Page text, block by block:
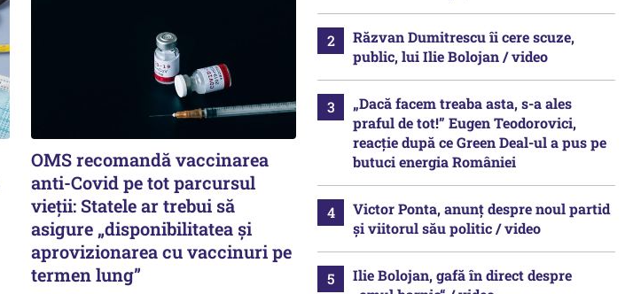
OMS recomandă vaccinarea
anti-Covid pe tot parcursul
vieții: Statele ar trebui să
asigure „disponibilitatea și
aprovizionarea cu vaccinuri pe
termen lung”
Răzvan Dumitrescu îi cere scuze,
public, lui Ilie Bolojan / video
„Dacă facem treaba asta, s-a ales
praful de tot!” Eugen Teodorovici,
reacție după ce Green Deal-ul a pus pe
butuci energia României
Victor Ponta, anunț despre noul partid
și viitorul său politic / video
Ilie Bolojan, gafă în direct despre